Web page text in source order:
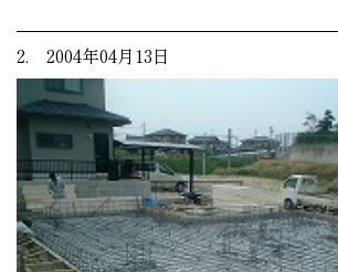
2. 2004年04月13日